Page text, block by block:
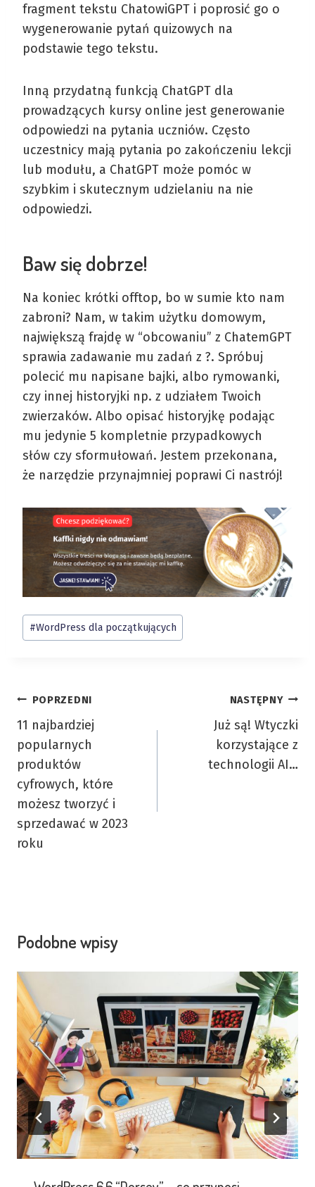
fragment tekstu ChatowiGPT i poprosić go o
wygenerowanie pytań quizowych na
podstawie tego tekstu.
Inną przydatną funkcją ChatGPT dla
prowadzących kursy online jest generowanie
odpowiedzi na pytania uczniów. Często
uczestnicy mają pytania po zakończeniu lekcji
lub modułu, a ChatGPT może pomóc w
szybkim i skutecznym udzielaniu na nie
odpowiedzi.
Baw się dobrze!
Na koniec krótki offtop, bo w sumie kto nam
zabroni? Nam, w takim użytku domowym,
największą frajdę w “obcowaniu” z ChatemGPT
sprawia zadawanie mu zadań z ?. Spróbuj
polecić mu napisane bajki, albo rymowanki,
czy innej historyjki np. z udziałem Twoich
zwierzaków. Albo opisać historyjkę podając
mu jedynie 5 kompletnie przypadkowych
słów czy sformułowań. Jestem przekonana,
że narzędzie przynajmniej poprawi Ci nastrój!
Tagi
wpisu:
#WordPress dla początkujących
Nawigacja
wpisu
POPRZEDNI
11 najbardziej
popularnych
produktów
cyfrowych, które
możesz tworzyć i
sprzedawać w 2023
roku
NASTĘPNY
Już są! Wtyczki
korzystające z
technologii AI…
Podobne wpisy